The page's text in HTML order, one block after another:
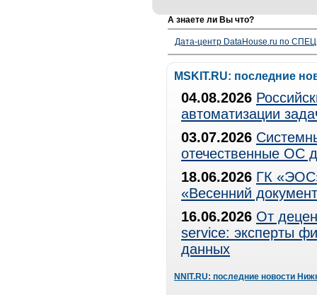
А знаете ли Вы что?
Дата-центр DataHouse.ru по
MSKIT.RU: последние
04.08.2026
автоматизации
03.07.2026
отечественные ОС
18.06.2026 ГК
«Весенний
16.06.2026 От
service: эксперты
данных
NNIT.RU: последние новости